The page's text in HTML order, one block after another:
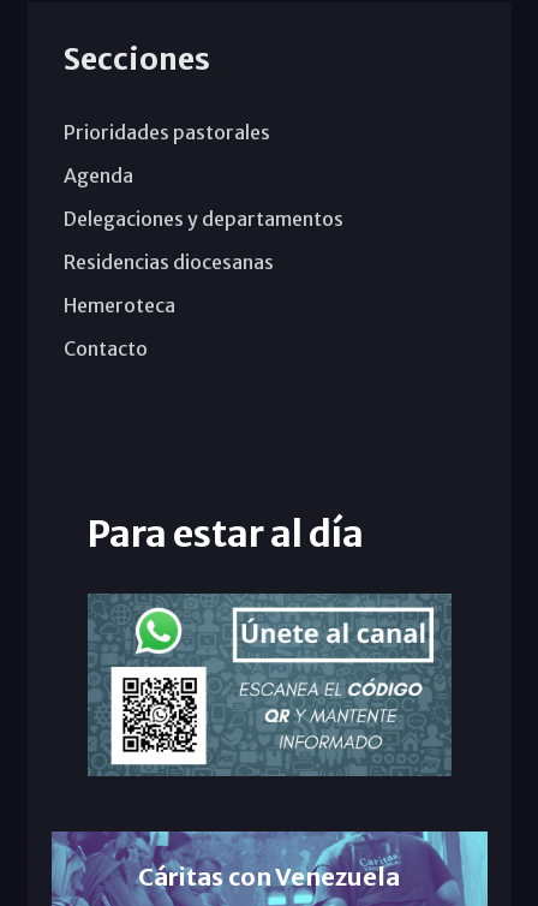
Secciones
Prioridades pastorales
Agenda
Delegaciones y departamentos
Residencias diocesanas
Hemeroteca
Contacto
Para estar al día
Cáritas con Venezuela